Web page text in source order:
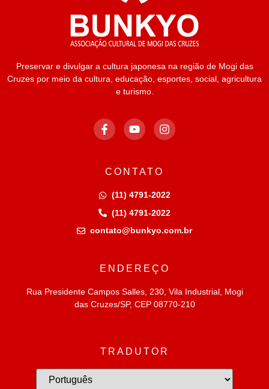
Preservar e divulgar a cultura japonesa na região de Mogi das
Cruzes por meio da cultura, educação, esportes, social, agricultura
e turismo.
CONTATO
(11) 4791-2022
(11) 4791-2022
contato@bunkyo.com.br
ENDEREÇO
Rua Presidente Campos Salles, 230, Vila Industrial, Mogi
das Cruzes/SP, CEP 08770-210
TRADUTOR